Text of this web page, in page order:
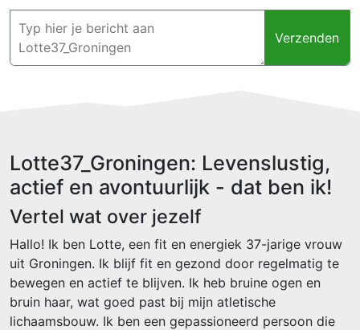
Verzenden
Lotte37_Groningen: Levenslustig,
actief en avontuurlijk - dat ben ik!
Vertel wat over jezelf
Hallo! Ik ben Lotte, een fit en energiek 37-jarige vrouw
uit Groningen. Ik blijf fit en gezond door regelmatig te
bewegen en actief te blijven. Ik heb bruine ogen en
bruin haar, wat goed past bij mijn atletische
lichaamsbouw. Ik ben een gepassioneerd persoon die